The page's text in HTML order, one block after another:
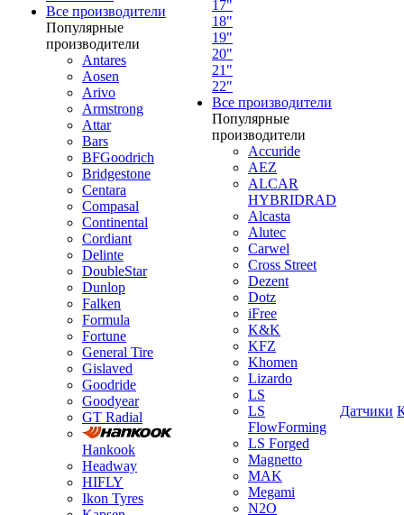
Все производители
Популярные
производители
Antares
Aosen
Arivo
Armstrong
Attar
Bars
BFGoodrich
Bridgestone
Centara
Compasal
Continental
Cordiant
Delinte
DoubleStar
Dunlop
Falken
Formula
Fortune
General Tire
Gislaved
Goodride
Goodyear
GT Radial
Hankook
Headway
HIFLY
Ikon Tyres
17"
18"
19"
20"
21"
22"
Все производители
Популярные
производители
Accuride
AEZ
ALCAR
HYBRIDRAD
Alcasta
Alutec
Carwel
Cross Street
Dezent
Dotz
iFree
K&K
KFZ
Khomen
Lizardo
LS
LS
FlowForming
LS Forged
Magnetto
MAK
Megami
N2O
Датчики